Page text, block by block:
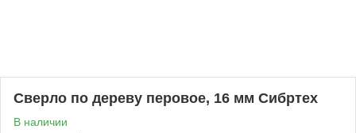
Сверло по дереву перовое, 16 мм Сибртех
В наличии